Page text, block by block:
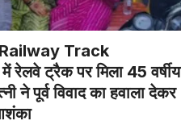
Track
ट्रैक पर मिला 45 वर्षीय
ने पूर्व विवाद का हवाला देकर